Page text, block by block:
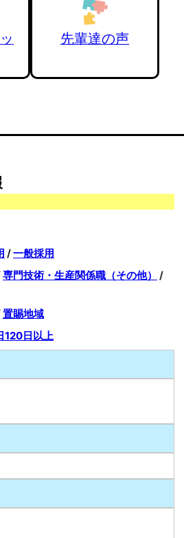
先輩達の声
/一般採用
専門技術・生産関係職（その他）
/
置賜地域
120日以上